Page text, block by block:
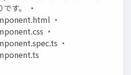
す。 ・
・
・
・